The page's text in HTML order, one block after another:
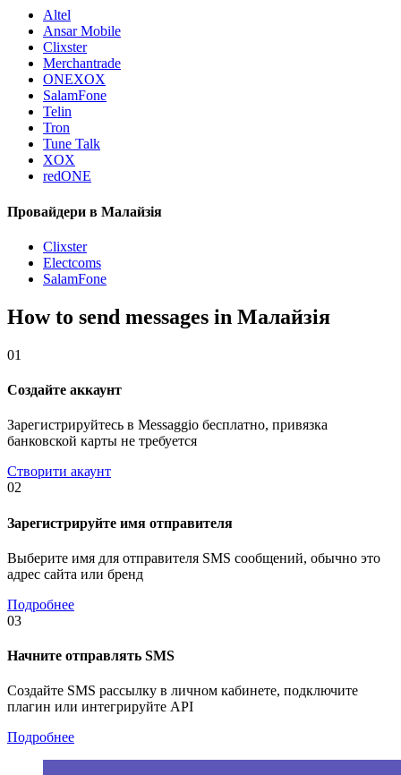
Altel
Ansar Mobile
Clixster
Merchantrade
ONEXOX
SalamFone
Telin
Tron
Tune Talk
XOX
redONE
Провайдери в Малайзія
Clixster
Electcoms
SalamFone
How to send messages in Малайзія
01
Создайте аккаунт
Зарегистрируйтесь в Messaggio бесплатно, привязка
банковской карты не требуется
Створити акаунт
02
Зарегистрируйте имя отправителя
Выберите имя для отправителя SMS сообщений, обычно это
адрес сайта или бренд
Подробнее
03
Начните отправлять SMS
Создайте SMS рассылку в личном кабинете, подключите
плагин или интегрируйте API
Подробнее